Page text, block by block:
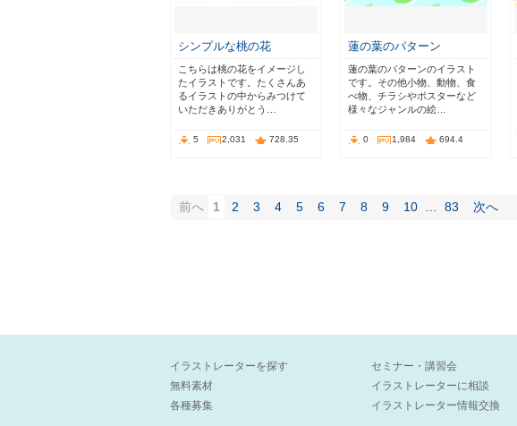
シンプルな桃の花
こちらは桃の花をイメージし
たイラストです。たくさんあ
るイラストの中からみつけて
いただきありがとう…
5 2,031 728.35
蓮の葉のパターン
蓮の葉のパターンのイラスト
です。その他小物、動物、食
べ物、チラシやポスターなど
様々なジャンルの絵…
0 1,984 694.4
前へ 1 2 3 4 5 6 7 8 9 10 83 次へ
イラストレーターを探す
無料素材
各種募集
セミナー・講習会
イラストレーターに相談
イラストレーター情報交換